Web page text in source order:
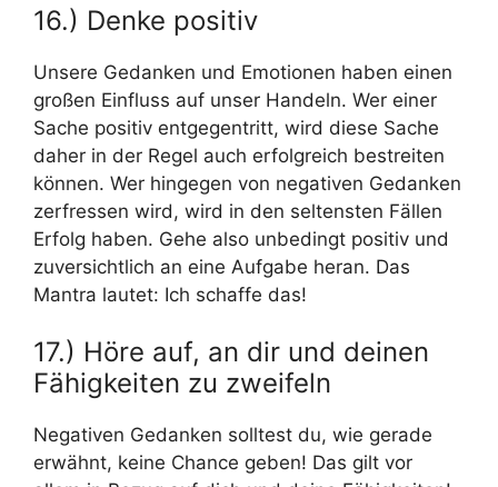
16.) Denke positiv
Unsere Gedanken und Emotionen haben einen
großen Einfluss auf unser Handeln. Wer einer
Sache positiv entgegentritt, wird diese Sache
daher in der Regel auch erfolgreich bestreiten
können. Wer hingegen von negativen Gedanken
zerfressen wird, wird in den seltensten Fällen
Erfolg haben. Gehe also unbedingt positiv und
zuversichtlich an eine Aufgabe heran. Das
Mantra lautet: Ich schaffe das!
17.) Höre auf, an dir und deinen
Fähigkeiten zu zweifeln
Negativen Gedanken solltest du, wie gerade
erwähnt, keine Chance geben! Das gilt vor